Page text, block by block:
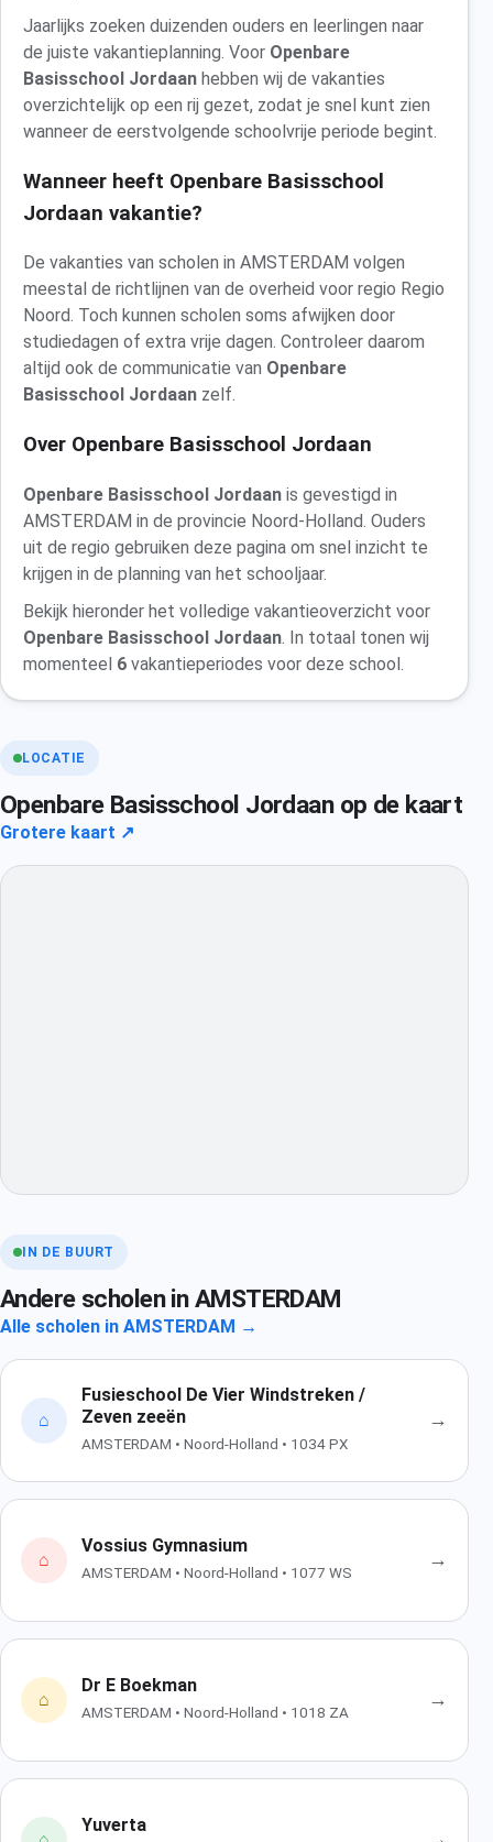
Jaarlijks zoeken duizenden ouders en leerlingen naar
de juiste vakantieplanning. Voor Openbare
Basisschool Jordaan hebben wij de vakanties
overzichtelijk op een rij gezet, zodat je snel kunt zien
wanneer de eerstvolgende schoolvrije periode begint.
Wanneer heeft Openbare Basisschool
Jordaan vakantie?
De vakanties van scholen in AMSTERDAM volgen
meestal de richtlijnen van de overheid voor regio Regio
Noord. Toch kunnen scholen soms afwijken door
studiedagen of extra vrije dagen. Controleer daarom
altijd ook de communicatie van Openbare
Basisschool Jordaan zelf.
Over Openbare Basisschool Jordaan
Openbare Basisschool Jordaan is gevestigd in
AMSTERDAM in de provincie Noord-Holland. Ouders
uit de regio gebruiken deze pagina om snel inzicht te
krijgen in de planning van het schooljaar.
Bekijk hieronder het volledige vakantieoverzicht voor
Openbare Basisschool Jordaan. In totaal tonen wij
momenteel 6 vakantieperiodes voor deze school.
LOCATIE
Openbare Basisschool Jordaan op de kaart
Grotere kaart ↗
IN DE BUURT
Andere scholen in AMSTERDAM
Alle scholen in AMSTERDAM →
⌂
Fusieschool De Vier Windstreken /
Zeven zeeën
AMSTERDAM • Noord-Holland • 1034 PX
→
⌂
Vossius Gymnasium
AMSTERDAM • Noord-Holland • 1077 WS
→
⌂
Dr E Boekman
AMSTERDAM • Noord-Holland • 1018 ZA
→
Yuverta